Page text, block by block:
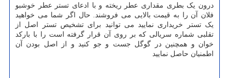
درون یک بطری مقداری عطر ریخته و با ادعای تستر عطر خوشبو
فلان آن را به قیمت بالایی می فروشند. حال اگر شما می خواهید
یک تستر خریداری نمایید می توانید برای تشخیص تستر اصل از
تقلبی شماره سریالی که بر روی آن قرار گرفته است را با بارکد
خوان و همچنین در گوگل جست و جو کنید و از اصل بودن آن
اطمنیان حاصل نمایید